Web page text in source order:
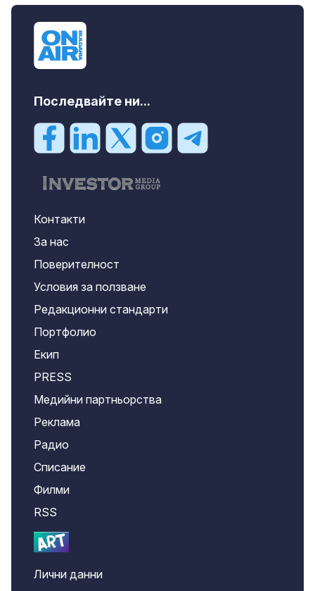
Последвайте ни...
Контакти
За нас
Поверителност
Условия за ползване
Редакционни стандарти
Портфолио
Екип
PRESS
Медийни партньорства
Реклама
Радио
Списание
Филми
RSS
Лични данни